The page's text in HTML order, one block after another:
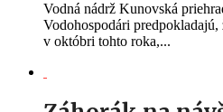
Vodná nádrž Kunovská
Vodohospodári predpokladajú,
v októbri tohto roka,...